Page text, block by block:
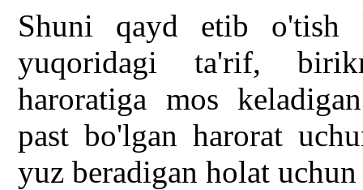
Shuni qayd etib
yuqoridagi ta'rif,
haroratiga mos
past bo'lgan harorat
yuz beradigan holat